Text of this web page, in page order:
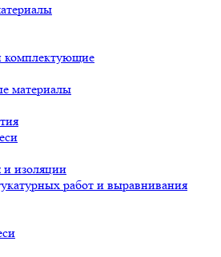
комплектующие
материалы
и изоляции
работ и выравнивания